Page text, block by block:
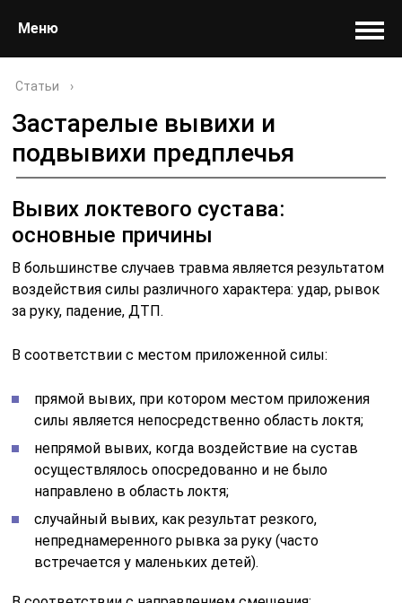
Меню
Статьи ›
Застарелые вывихи и
подвывихи предплечья
Вывих локтевого сустава:
основные причины
В большинстве случаев травма является результатом
воздействия силы различного характера: удар, рывок
за руку, падение, ДТП.
В соответствии с местом приложенной силы:
прямой вывих, при котором местом приложения
силы является непосредственно область локтя;
непрямой вывих, когда воздействие на сустав
осуществлялось опосредованно и не было
направлено в область локтя;
случайный вывих, как результат резкого,
непреднамеренного рывка за руку (часто
встречается у маленьких детей).